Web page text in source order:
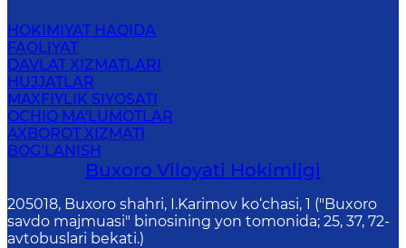
HOKIMIYAT HAQIDA
FAOLIYAT
DAVLAT XIZMATLARI
HUJJATLAR
MAXFIYLIK SIYOSATI
OCHIQ MA'LUMOTLAR
AXBOROT XIZMATI
BOG‘LANISH
Buxoro Viloyati Hokimligi
205018, Buхоrо shahri, I.Karimov ko‘chаsi, 1 ("Buxoro
savdo majmuasi" binosining yon tomonida; 25, 37, 72-
avtobuslari bekati.)